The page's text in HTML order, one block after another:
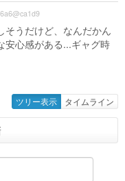
そうだけど、なんだかん
安心感がある...ギャグ時
ツリー表示 タイムライン